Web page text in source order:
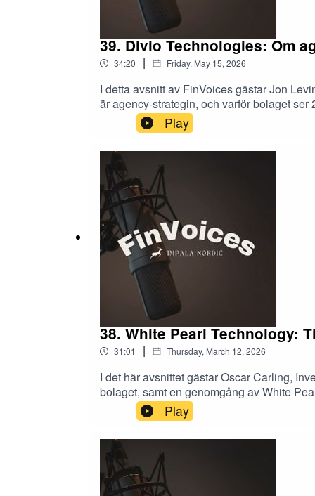
39. Divio Technologies: Om
34:20 | Friday, May 15, 2026
I detta avsnitt av FinVoices gästar Jon
är agency-strategin, och varför bolaget
betalande kunder, bolagets
tillväxten. Avslutningsvis blickar vi framåt
Impala Nordic. Programledare i avsnittet
påverkar ljudkvaliteten. **Disclaimer**
Nordic och/eller personer bakom Impala
Play
38. White Pearl Technology:
31:01 | Thursday, March 12, 2026
I det här avsnittet gästar Oscar Carling,
bolaget, samt en genomgång av White
samtidigt som Europa är en viktig
kapitalallokeringsstrategi och vilka KPI:er
Pearl, vad som ingår i affären och varför
praktiken och vilka milstolpar marknaden
avsnittet är Aya Salar, Partner på Impala
uppdrag av bolaget.
Play